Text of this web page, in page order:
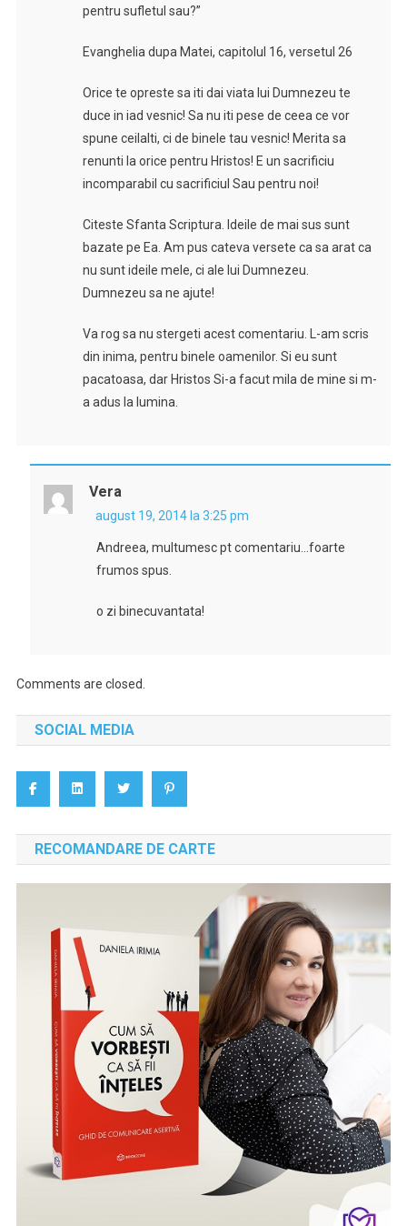
pentru sufletul sau?”
Evanghelia dupa Matei, capitolul 16, versetul 26
Orice te opreste sa iti dai viata lui Dumnezeu te
duce in iad vesnic! Sa nu iti pese de ceea ce vor
spune ceilalti, ci de binele tau vesnic! Merita sa
renunti la orice pentru Hristos! E un sacrificiu
incomparabil cu sacrificiul Sau pentru noi!
Citeste Sfanta Scriptura. Ideile de mai sus sunt
bazate pe Ea. Am pus cateva versete ca sa arat ca
nu sunt ideile mele, ci ale lui Dumnezeu.
Dumnezeu sa ne ajute!
Va rog sa nu stergeti acest comentariu. L-am scris
din inima, pentru binele oamenilor. Si eu sunt
pacatoasa, dar Hristos Si-a facut mila de mine si m-
a adus la lumina.
Vera
august 19, 2014 la 3:25 pm
Andreea, multumesc pt comentariu…foarte
frumos spus.
o zi binecuvantata!
Comments are closed.
SOCIAL MEDIA
RECOMANDARE DE CARTE